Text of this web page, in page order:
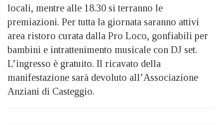
locali, mentre alle 18.30 si terranno le
premiazioni. Per tutta la giornata saranno attivi
area ristoro curata dalla Pro Loco, gonfiabili per
bambini e intrattenimento musicale con DJ set.
L’ingresso è gratuito. Il ricavato della
manifestazione sarà devoluto all’Associazione
Anziani di Casteggio.